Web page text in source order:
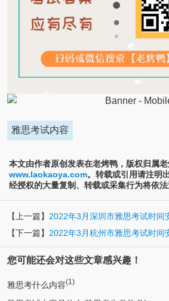
雅思考试内容
本文由作者原创发表在老烤鸭，版权归属
www.laokaoya.com。转载或引用请注明
经授权的大量复制、转载或采集行为将依法
【上一篇】 2022年3月深圳市雅思考试时间
【下一篇】 2022年3月杭州市雅思考试时间
您可能还会对这些文章感兴趣！
雅思考什么内容(1)